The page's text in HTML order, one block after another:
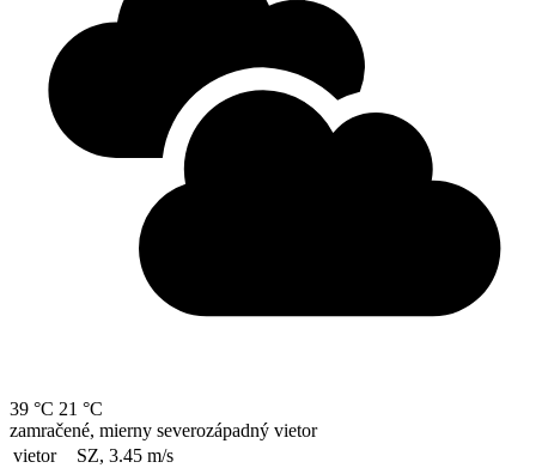
39 °C 21 °C
zamračené, mierny severozápadný vietor
vietor
SZ, 3.45 m/s